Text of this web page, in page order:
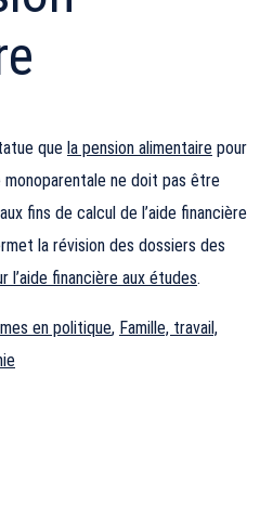
que la pension alimentaire pour
ne doit pas être
fins de calcul de l’aide financière
la révision des dossiers des
l’aide financière aux études.
en politique, Famille, travail,